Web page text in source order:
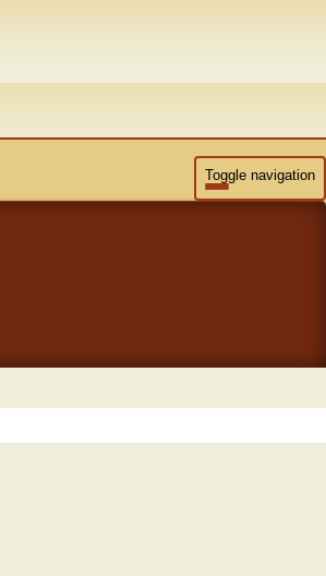
Toggle navigation